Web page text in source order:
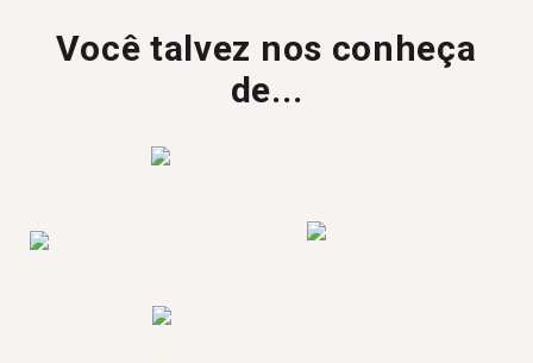
Você talvez nos conheça
de...